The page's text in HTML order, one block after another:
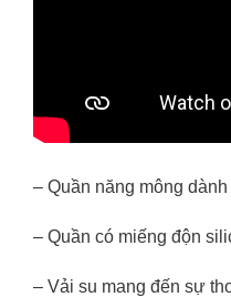
– Quần năng mông
– Quần có miếng độn
– Vải su mang đến sự